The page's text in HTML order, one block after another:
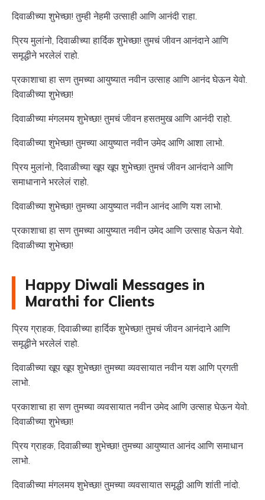
दिवाळीच्या शुभेच्छा! तुम्ही नेहमी उत्साही आणि आनंदी राहा.
प्रिय मुलांनो, दिवाळीच्या हार्दिक शुभेच्छा! तुमचं जीवन आनंदाने आणि
समृद्धीने भरलेलं राहो.
प्रकाशाचा हा सण तुमच्या आयुष्यात नवीन उत्साह आणि आनंद घेऊन येवो.
दिवाळीच्या शुभेच्छा!
दिवाळीच्या मंगलमय शुभेच्छा! तुमचं जीवन हसतमुख आणि आनंदी राहो.
दिवाळीच्या शुभेच्छा! तुमच्या आयुष्यात नवीन उमेद आणि आशा लाभो.
प्रिय मुलांनो, दिवाळीच्या खूप खूप शुभेच्छा! तुमचं जीवन आनंदाने आणि
समाधानाने भरलेलं राहो.
दिवाळीच्या शुभेच्छा! तुमच्या आयुष्यात नवीन आनंद आणि यश लाभो.
प्रकाशाचा हा सण तुमच्या आयुष्यात नवीन उमेद आणि उत्साह घेऊन येवो.
दिवाळीच्या शुभेच्छा!
Happy Diwali Messages in
Marathi for Clients
प्रिय ग्राहक, दिवाळीच्या हार्दिक शुभेच्छा! तुमचं जीवन आनंदाने आणि
समृद्धीने भरलेलं राहो.
दिवाळीच्या खूप खूप शुभेच्छा! तुमच्या व्यवसायात नवीन यश आणि प्रगती
लाभो.
प्रकाशाचा हा सण तुमच्या व्यवसायात नवीन उमेद आणि उत्साह घेऊन येवो.
दिवाळीच्या शुभेच्छा!
प्रिय ग्राहक, दिवाळीच्या शुभेच्छा! तुमच्या आयुष्यात आनंद आणि समाधान
लाभो.
दिवाळीच्या मंगलमय शुभेच्छा! तुमच्या व्यवसायात समृद्धी आणि शांती नांदो.